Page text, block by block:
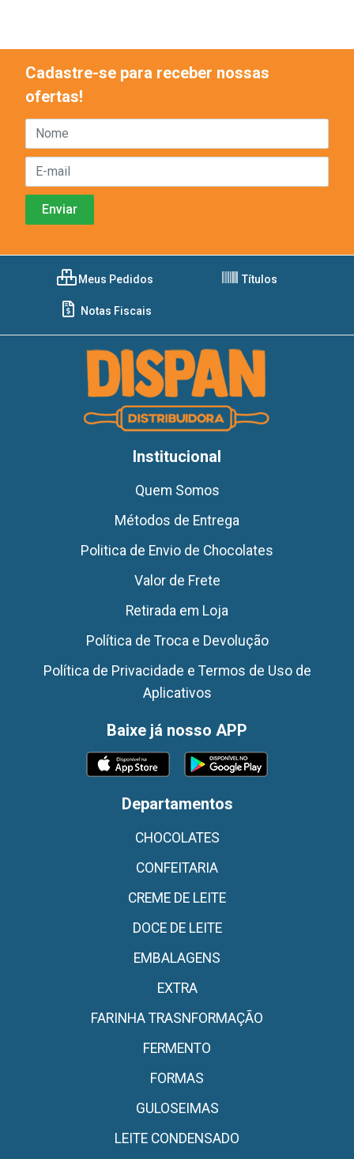
Cadastre-se para receber nossas
ofertas!
Meus Pedidos Títulos
Notas Fiscais
Institucional
Quem Somos
Métodos de Entrega
Politica de Envio de Chocolates
Valor de Frete
Retirada em Loja
Política de Troca e Devolução
Política de Privacidade e Termos de Uso de
Aplicativos
Baixe já nosso APP
Departamentos
CHOCOLATES
CONFEITARIA
CREME DE LEITE
DOCE DE LEITE
EMBALAGENS
EXTRA
FARINHA TRASNFORMAÇÃO
FERMENTO
FORMAS
GULOSEIMAS
LEITE CONDENSADO